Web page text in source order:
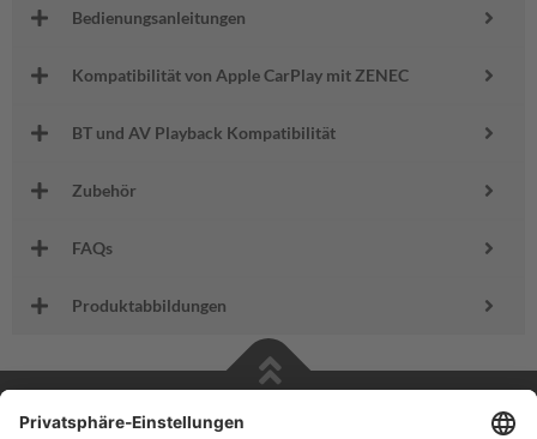
Bedienungsanleitungen
Kompatibilität von Apple CarPlay mit ZENEC
BT und AV Playback Kompatibilität
Zubehör
FAQs
Produktabbildungen
Copyright © 2026 ZENEC